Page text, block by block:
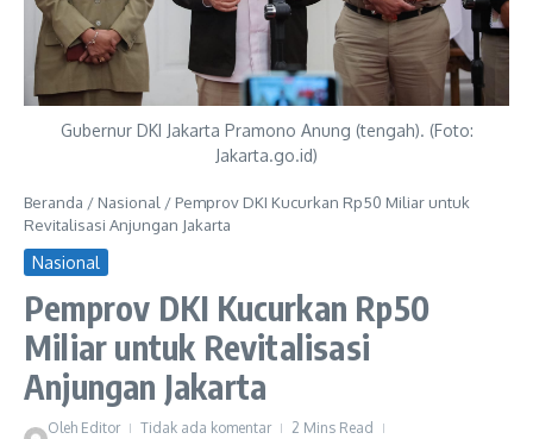
Gubernur DKI Jakarta Pramono Anung (tengah). (Foto:
Jakarta.go.id)
Beranda / Nasional / Pemprov DKI Kucurkan Rp50 Miliar untuk
Revitalisasi Anjungan Jakarta
Nasional
Pemprov DKI Kucurkan Rp50
Miliar untuk Revitalisasi
Anjungan Jakarta
Oleh Editor Tidak ada komentar
2 Mins Read